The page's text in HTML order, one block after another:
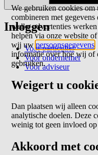
Inloggen
Voor particulier
Voor ondernemer
Voor adviseur
We gebruiken cookies om
combineren met
welke advertenties
helpen via onze website
wij uwpersoonsgegevens
informatie over hoe wij of
gebruiken.
Weigert u
Dan plaatsen wij alleen
analytische doelen. Deze
weinig tot geen invloed
Akkoord met